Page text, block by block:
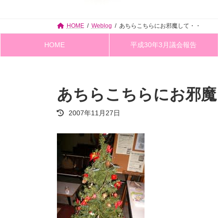
HOME Weblog あちらこちらにお邪魔して・・
HOME 平成30年3月議会報告
あちらこちらにお邪魔
最
日
時
2007年11月27日